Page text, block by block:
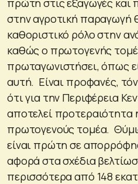
στην αγροτική παραγωγή
καθοριστικό ρόλο στην
καθώς ο πρωτογενής
πρωταγωνιστήσει, όπως
αυτή. Είναι προφανές,
ότι για την Περιφέρεια
αποτελεί προτεραιότητα
πρωτογενούς τομέα.
είναι πρώτη σε
αφορά στα σχέδια
περισσότερα από 148